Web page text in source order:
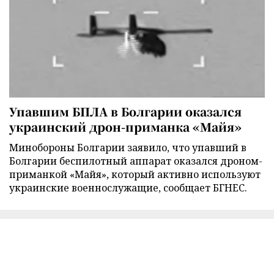
Упавшим БПЛА в Болгарии оказался
украинский дрон-приманка «Майя»
Минобороны Болгарии заявило, что упавший в
Болгарии беспилотный аппарат оказался дроном-
приманкой «Майя», который активно используют
украинские военнослужащие, сообщает БГНЕС.